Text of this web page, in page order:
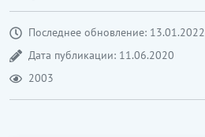
Последнее обновление: 13.01.2022
Дата публикации: 11.06.2020
2003